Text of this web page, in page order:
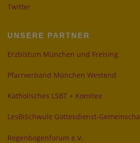
Twitter
UNSERE PARTNER
Erzbistum München und Freising
Pfarrverband München Westend
Katholisches LSBT + Komitee
LesBiSchwule Gottesdienst-
Regenbogenforum e.V.